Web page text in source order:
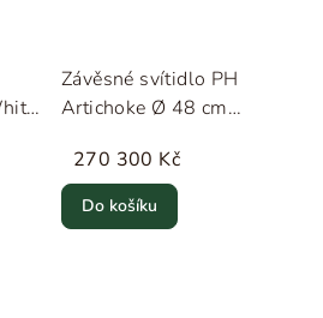
Závěsné svítidlo PH
Artichoke Ø 48 cm
270 300 Kč
Do košíku